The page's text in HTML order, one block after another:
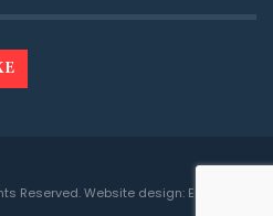
Reserved.Website design: Engedal